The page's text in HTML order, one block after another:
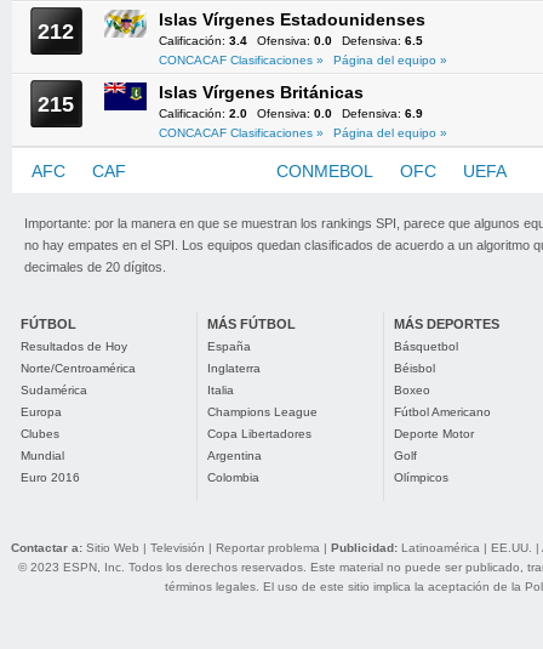
212 Islas Vírgenes Estadounidenses
Calificación: 3.4 Ofensiva: 0.0 Defensiva: 6.5
CONCACAF Clasificaciones »
Página del equipo »
215 Islas Vírgenes Británicas
Calificación: 2.0 Ofensiva: 0.0 Defensiva: 6.9
CONCACAF Clasificaciones »
Página del equipo »
AFC CAF CONMEBOL OFC UEFA
Importante: por la manera en que se muestran los rankings SPI, parece que algunos
no hay empates en el SPI. Los equipos quedan clasificados de acuerdo a un algoritmo
decimales de 20 dígitos.
FÚTBOL
Resultados de Hoy
Norte/Centroamérica
Sudamérica
Europa
Clubes
Mundial
Euro 2016
MÁS FÚTBOL
España
Inglaterra
Italia
Champions League
Copa Libertadores
Argentina
Colombia
MÁS DEPORTES
Básquetbol
Béisbol
Boxeo
Fútbol Americano
Deporte Motor
Golf
Olímpicos
Contactar a: Sitio Web | Televisión | Reportar problema | Publicidad: Latinoamérica | EE.UU. |
© 2023 ESPN, Inc. Todos los derechos reservados. Este material no puede ser publicado,
términos legales. El uso de este sitio implica la aceptación de la